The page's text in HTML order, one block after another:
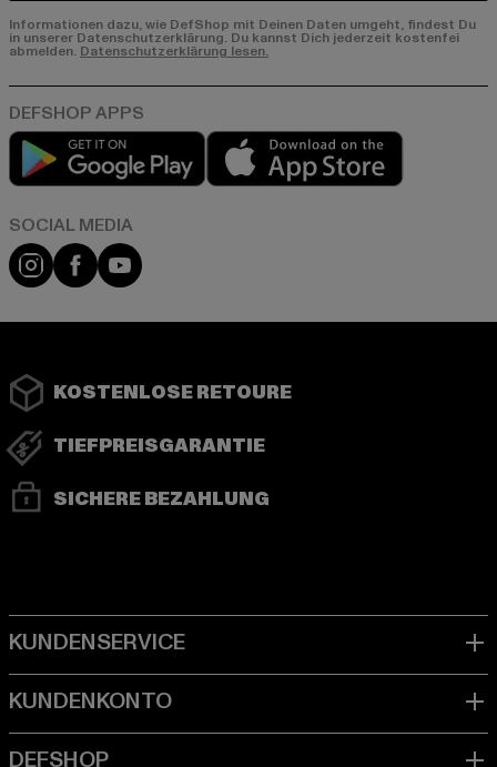
Informationen dazu, wie DefShop mit Deinen Daten umgeht, findest Du
in unserer Datenschutzerklärung. Du kannst Dich jederzeit kostenfei
abmelden. Datenschutzerklärung lesen.
Play market
Instagram
FacebookYouTube
KOSTENLOSE RETOURE
TIEFPREISGARANTIE
SICHERE BEZAHLUNG